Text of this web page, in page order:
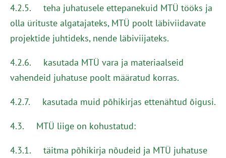
4.2.5. teha juhatusele ettepanekuid MTÜ tööks ja
olla ürituste algatajateks, MTÜ poolt läbiviidavate
projektide juhtideks, nende läbiviijateks.
4.2.6. kasutada MTÜ vara ja materiaalseid
vahendeid juhatuse poolt määratud korras.
4.2.7. kasutada muid põhikirjas ettenähtud õigusi.
4.3. MTÜ liige on kohustatud:
4.3.1. täitma põhikirja nõudeid ja MTÜ juhatuse